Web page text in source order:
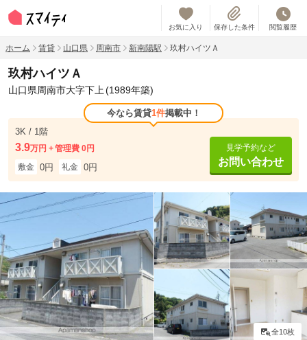
お気に入り 保存した条件 閲覧履歴
ホーム 賃貸 山口県 周南市 新南陽駅 玖村ハイツＡ
玖村ハイツＡ
山口県周南市大字下上 (1989年築)
今なら賃貸1件掲載中！
3K / 1階
3.9万円
管理費 0円
敷金 0円 礼金 0円
見学予約など
お問い合わせ
全10枚